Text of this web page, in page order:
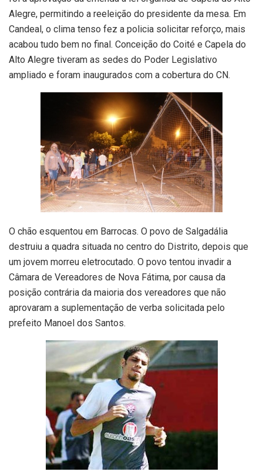
Alegre, permitindo a reeleição do presidente da mesa. Em
Candeal, o clima tenso fez a policia solicitar reforço, mais
acabou tudo bem no final. Conceição do Coité e Capela do
Alto Alegre tiveram as sedes do Poder Legislativo
ampliado e foram inaugurados com a cobertura do CN.
O chão esquentou em Barrocas. O povo de Salgadália
destruiu a quadra situada no centro do Distrito, depois que
um jovem morreu eletrocutado. O povo tentou invadir a
Câmara de Vereadores de Nova Fátima, por causa da
posição contrária da maioria dos vereadores que não
aprovaram a suplementação de verba solicitada pelo
prefeito Manoel dos Santos.